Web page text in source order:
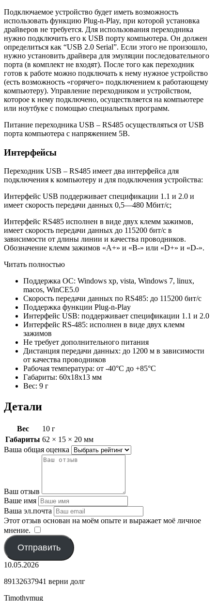
Подключаемое устройство будет иметь возможность
использовать функцию Plug-n-Play, при которой установка
драйверов не требуется. Для использования переходника
нужно подключить его к USB порту компьютера. Он должен
определиться как “USB 2.0 Serial”. Если этого не произошло,
нужно установить драйвера для эмуляции последовательного
порта (в комплект не входят). После того как переходник
готов к работе можно подключать к нему нужное устройство
(есть возможность «горячего» подключением к работающему
компьютеру). Управление переходником и устройством,
которое к нему подключено, осуществляется на компьютере
или ноутбуке с помощью специальных программ.
Питание переходника USB – RS485 осуществляться от USB
порта компьютера с напряжением 5В.
Интерфейсы
Переходник USB – RS485 имеет два интерфейса для
подключения к компьютеру и для подключения устройства:
Интерфейс USB поддерживает спецификации 1.1 и 2.0 и
имеет скорость передачи данных 0,5—480 Мбит/с;
Интерфейс RS485 исполнен в виде двух клемм зажимов,
имеет скорость передачи данных до 115200 бит/с в
зависимости от длины линии и качества проводников.
Обозначение клемм зажимов «A+» и «B-» или «D+» и «D-».
Читать полностью
Поддержка ОС: Windows xp, vista, Windows 7, linux,
macos, WinCE5.0
Скорость передачи данных по RS485: до 115200 бит/с
Поддержка функции Plug-n-Play
Интерфейс USB: поддерживает спецификации 1.1 и 2.0
Интерфейс RS-485: исполнен в виде двух клемм
зажимов
Не требует дополнительного питания
Дистанция передачи данных: до 1200 м в зависимости
от качества проводников
Рабочая температура: от -40°С до +85°С
Габариты: 60х18х13 мм
Вес: 9 г
Детали
Вес
10 г
Габариты 62 × 15 × 20 мм
Ваша общая оценка
Ваш отзыв
Ваше имя
Ваша эл.почта
Этот отзыв основан на моём опыте и выражает моё личное
мнение.
Отправить
10.05.2026
89132637941 верни долг
Timothymug